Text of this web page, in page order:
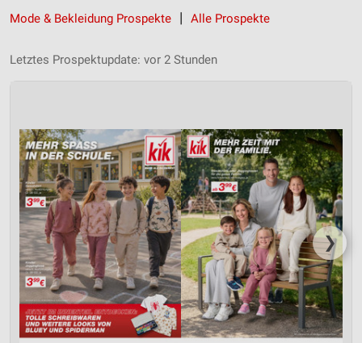
Mode & Bekleidung Prospekte
Alle Prospekte
Letztes Prospektupdate: vor 2 Stunden
❯